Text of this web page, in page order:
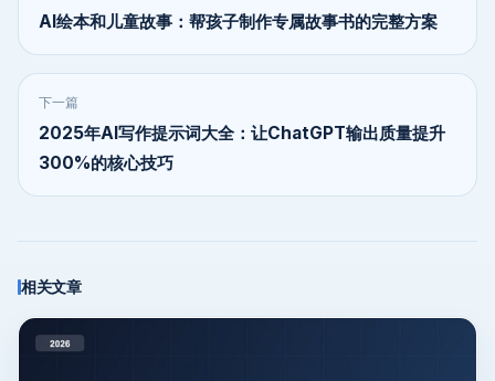
AI绘本和儿童故事：帮孩子制作专属故事书的完整方案
下一篇
2025年AI写作提示词大全：让ChatGPT输出质量提升
300%的核心技巧
相关文章